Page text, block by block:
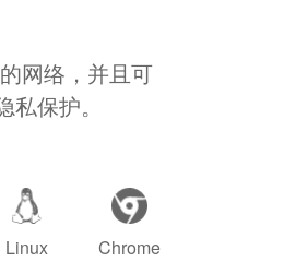
网络，并且可
保护。
Linux Chrome